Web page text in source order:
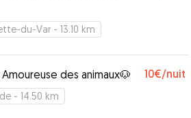
du-Var - 13.10 km
Amoureuse des animaux🐶 10€/nuit
- 14.50 km